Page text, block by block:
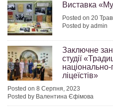
Виставка
Posted on 20
Posted by admin
Заключне
студії
ліцеїстів»
Posted on 8 Серпня, 2023
Posted by Валентина Єфімова